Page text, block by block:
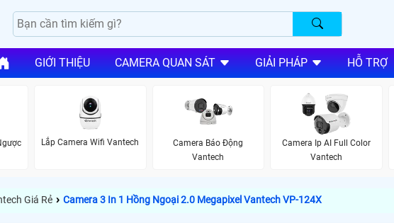
GIỚI THIỆU CAMERA QUAN SÁT GIẢI PHÁP HỖ TRỢ
Lắp Camera Wifi Vantech
Camera Báo Động
Vantech
Camera Ip AI Full Color
Vantech
Giá Rẻ › Camera 3 In 1 Hồng Ngoại 2.0 Megapixel Vantech VP-124X